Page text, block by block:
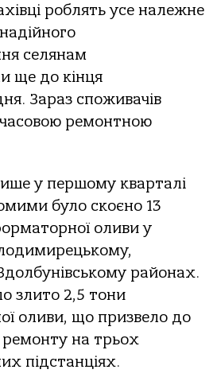
роблять усе належне
селянам
ще до кінця
Зараз споживачів
ремонтною
у першому кварталі
було скоєно 13
оливи у
районах.
злито 2,5 тони
оливи, що призвело до
на трьох
підстанціях.